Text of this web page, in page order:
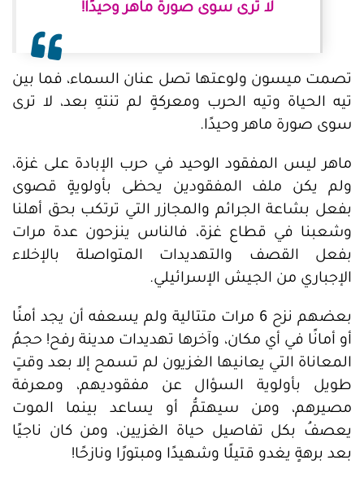
لا ترى سوى صورة ماهر وحيدًا!
تصمت ميسون ولوعتها تصل عنان السماء، فما بين
تيه الحياة وتيه الحرب ومعركةٍ لم تنتهِ بعد، لا ترى
سوى صورة ماهر وحيدًا.
ماهر ليس المفقود الوحيد في حرب الإبادة على غزة،
ولم يكن ملف المفقودين يحظى بأولويةٍ قصوى
بفعل بشاعة الجرائم والمجازر التي ترتكب بحق أهلنا
وشعبنا في قطاع غزة، فالناس ينزحون عدة مرات
بفعل القصف والتهديدات المتواصلة بالإخلاء
الإجباري من الجيش الإسرائيلي.
بعضهم نزح 6 مرات متتالية ولم يسعفه أن يجد أمنًا
أو أمانًا في أي مكان، وآخرها تهديدات مدينة رفح! حجمُ
المعاناة التي يعانيها الغزيون لم تسمح إلا بعد وقتٍ
طويل بأولوية السؤال عن مفقوديهم، ومعرفة
مصيرهم، ومن سيهتمُّ أو يساعد بينما الموت
يعصفُ بكل تفاصيل حياة الغزيين، ومن كان ناجيًا
بعد برهةٍ يغدو قتيلًا وشهيدًا ومبتورًا ونازحًا!